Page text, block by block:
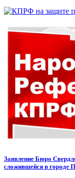
Заявление Бюро
сложившейся в городе